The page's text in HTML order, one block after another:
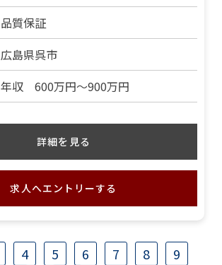
品質保証
広島県呉市
年収 600万円～900万円
詳細を見る
求人へエントリーする
4 5 6 7 8
9